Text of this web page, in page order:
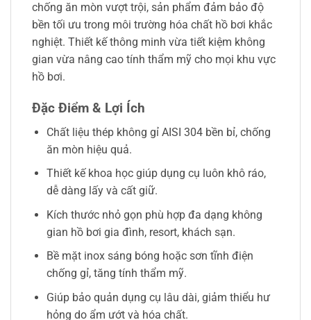
chống ăn mòn vượt trội, sản phẩm đảm bảo độ
bền tối ưu trong môi trường hóa chất hồ bơi khắc
nghiệt. Thiết kế thông minh vừa tiết kiệm không
gian vừa nâng cao tính thẩm mỹ cho mọi khu vực
hồ bơi.
Đặc Điểm & Lợi Ích
Chất liệu thép không gỉ AISI 304 bền bỉ, chống
ăn mòn hiệu quả.
Thiết kế khoa học giúp dụng cụ luôn khô ráo,
dễ dàng lấy và cất giữ.
Kích thước nhỏ gọn phù hợp đa dạng không
gian hồ bơi gia đình, resort, khách sạn.
Bề mặt inox sáng bóng hoặc sơn tĩnh điện
chống gỉ, tăng tính thẩm mỹ.
Giúp bảo quản dụng cụ lâu dài, giảm thiểu hư
hỏng do ẩm ướt và hóa chất.